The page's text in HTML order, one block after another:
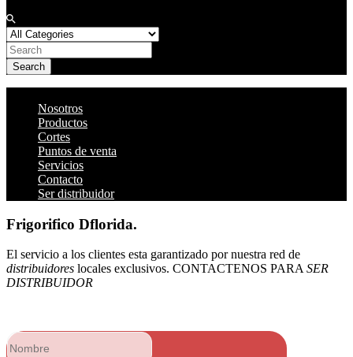
Search
Nosotros
Productos
Cortes
Puntos de venta
Servicios
Contacto
Ser distribuidor
Frigorifico Dflorida.
El servicio a los clientes esta garantizado por nuestra red de
distribuidores locales exclusivos. CONTACTENOS PARA SER
DISTRIBUIDOR